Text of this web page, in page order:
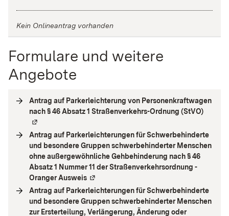
Kein Onlineantrag vorhanden
Formulare und weitere
Angebote
Antrag auf Parkerleichterung von Personenkraftwagen
nach § 46 Absatz 1 Straßenverkehrs-Ordnung (StVO)
Antrag auf Parkerleichterungen für Schwerbehinderte
und besondere Gruppen schwerbehinderter Menschen
ohne außergewöhnliche Gehbehinderung nach § 46
Absatz 1 Nummer 11 der Straßenverkehrsordnung -
Oranger Ausweis Externe Verlinkung
Antrag auf Parkerleichterungen für Schwerbehinderte
und besondere Gruppen schwerbehinderter Menschen
zur Ersterteilung, Verlängerung, Änderung oder